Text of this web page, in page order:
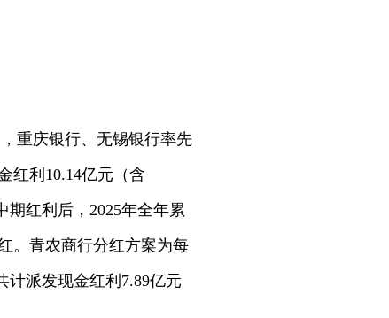
重庆银行、无锡银行率先
红利10.14亿元（含
期红利后，2025年全年累
。青农商行分红方案为每
计派发现金红利7.89亿元